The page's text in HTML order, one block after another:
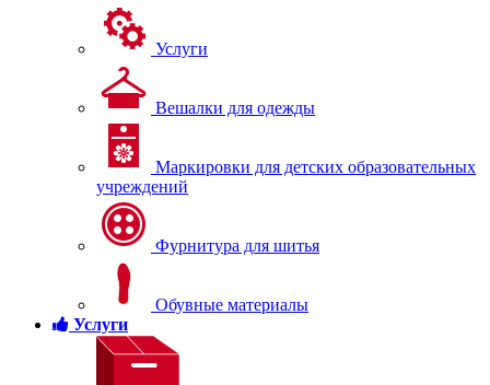
Услуги
Вешалки для одежды
Маркировки для детских образовательных
учреждений
Фурнитура для шитья
Обувные материалы
Услуги